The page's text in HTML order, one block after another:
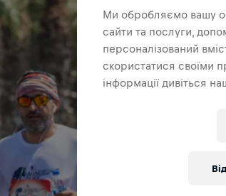
Ми обробляємо вашу
сайти та послуги,
персоналізований
скористатися своїми
інформації дивіться